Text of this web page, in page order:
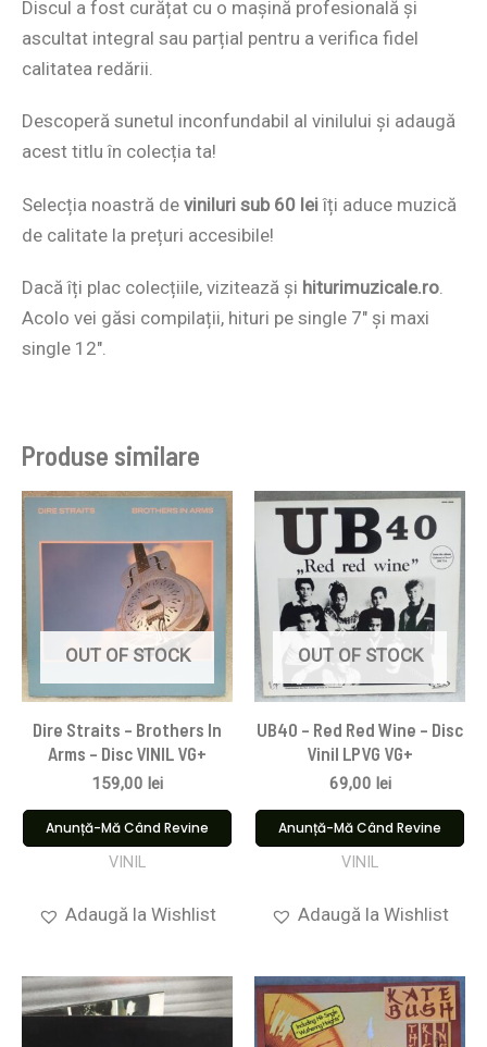
Discul a fost curățat cu o mașină profesională și
ascultat integral sau parțial pentru a verifica fidel
calitatea redării.
Descoperă sunetul inconfundabil al vinilului și adaugă
acest titlu în colecția ta!
Selecția noastră de viniluri sub 60 leiîți aduce muzică
de calitate la prețuri accesibile!
Dacă îți plac colecțiile, vizitează și hiturimuzicale.ro
Acolo vei găsi compilații, hituri pe single 7″ și maxi
single 12″.
Produse similare
OUT OF STOCK
Dire Straits ‎– Brothers In
Arms – Disc VINIL VG+
159,00 lei
Anunță-Mă Când Revine
VINIL
Adaugă la Wishlist
OUT OF STOCK
UB40 – Red Red Wine – Disc
Vinil LPVG VG+
69,00 lei
Anunță-Mă Când Revine
VINIL
Adaugă la Wishlist